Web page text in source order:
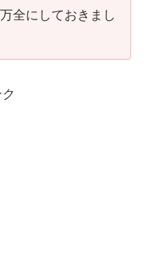
全にしておきまし